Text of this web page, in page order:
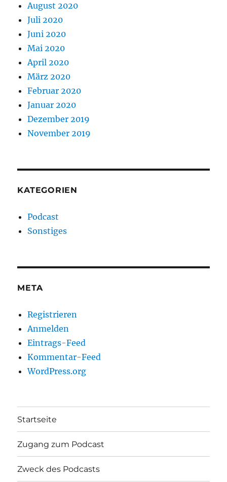
August 2020
Juli 2020
Juni 2020
Mai 2020
April 2020
März 2020
Februar 2020
Januar 2020
Dezember 2019
November 2019
KATEGORIEN
Podcast
Sonstiges
META
Registrieren
Anmelden
Eintrags-Feed
Kommentar-Feed
WordPress.org
Startseite
Zugang zum Podcast
Zweck des Podcasts